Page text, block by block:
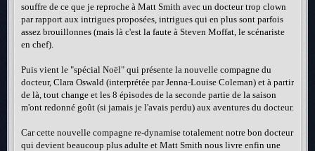
souffre de ce que je reproche à Matt Smith avec un docteur trop clown
par rapport aux intrigues proposées, intrigues qui en plus sont parfois
assez brouillonnes (mais là c'est la faute à Steven Moffat, le scénariste
en chef).
Puis vient le "spécial Noël" qui présente la nouvelle compagne du
docteur, Clara Oswald (interprétée par Jenna-Louise Coleman) et à partir
de là, tout change et les 8 épisodes de la seconde partie de la saison
m'ont redonné goût (si jamais je l'avais perdu) aux aventures du docteur.
Car cette nouvelle compagne re-dynamise totalement notre bon docteur
qui devient beaucoup plus adulte et Matt Smith nous livre enfin une